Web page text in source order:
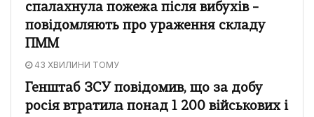
спалахнула пожежа після вибухів –
повідомляють про ураження складу
ПММ
43 ХВИЛИНИ ТОМУ
Генштаб ЗСУ повідомив, що за добу
росія втратила понад 1 200 військових і